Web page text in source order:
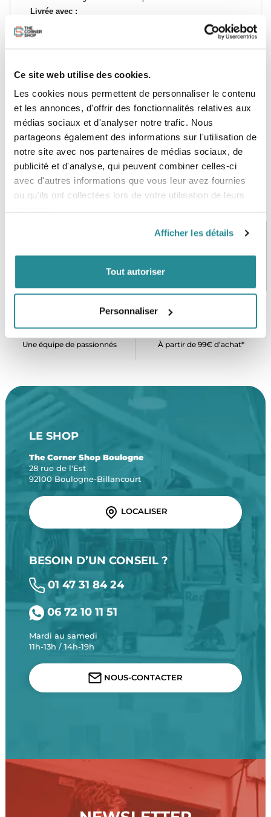
Ce site web utilise des cookies.
Les cookies nous permettent de personnaliser le contenu
et les annonces, d'offrir des fonctionnalités relatives aux
médias sociaux et d'analyser notre trafic. Nous
partageons également des informations sur l'utilisation de
notre site avec nos partenaires de médias sociaux, de
publicité et d'analyse, qui peuvent combiner celles-ci
avec d'autres informations que vous leur avez fournies
ou qu'ils ont collectées lors de votre utilisation de leurs
Afficher les détails
Tout autoriser
Personnaliser
Livrée avec :
-
- Avec barre
Contact :
Téléphone 01 47 31 84 24
CB, VISA, Mastercard, ALMA
Plus de 5000 produits en stock
Une équipe de passionnés
À partir de 99€ d’achat*
LE SHOP
The Corner Shop Boulogne
28 rue de l'Est
92100 Boulogne-Billancourt
LOCALISER
BESOIN D’UN CONSEIL ?
01 47 31 84 24
06 72 10 11 51
Mardi au samedi
11h-13h / 14h-19h
NOUS-CONTACTER